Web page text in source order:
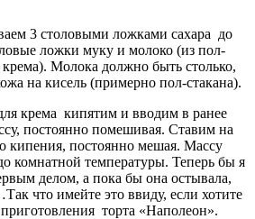
3 столовыми ложками сахара до
ложки муку и молоко (из пол-
Молока должно быть столько,
на кисель (примерно пол-стакана).
крема кипятим и вводим в ранее
постоянно помешивая. Ставим на
кипения, постоянно мешая. Массу
комнатной температуры. Теперь бы я
делом, а пока бы она остывала,
что имейте это ввиду, если хотите
торта «Наполеон».